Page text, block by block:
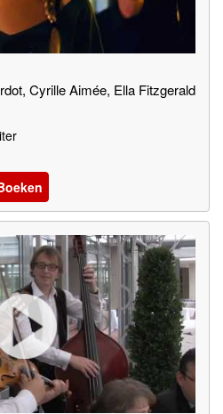
Cyrille Aimée, Ella Fitzgerald